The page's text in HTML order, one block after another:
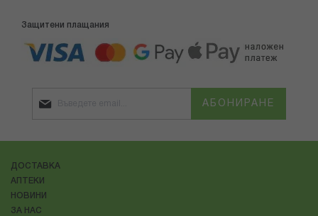
Защитени плащания
АБОНИРАНЕ
ДОСТАВКА
АПТЕКИ
НОВИНИ
ЗА НАС